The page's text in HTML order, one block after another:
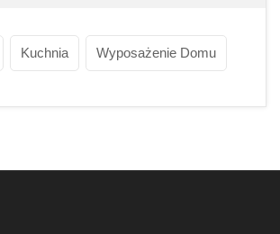
Kuchnia Wyposażenie Domu